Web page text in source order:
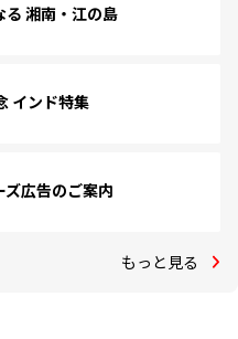
湘南・江の島
インド特集
ズ広告のご案内
もっと見る